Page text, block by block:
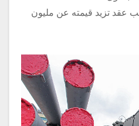
عقد تزيد قيمته عن مليون